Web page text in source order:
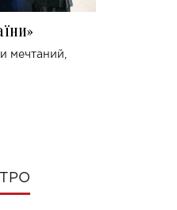
мечтаний,